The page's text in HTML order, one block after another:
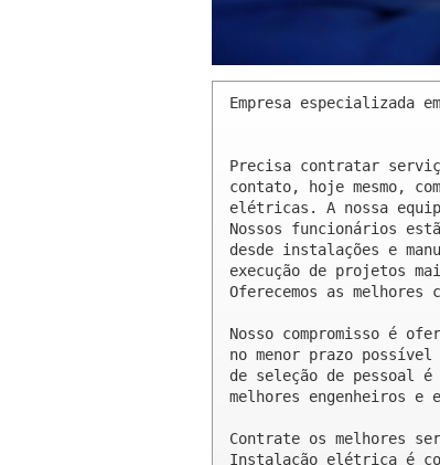
Empresa especializada
Precisa contratar
contato, hoje mesmo,
elétricas. A nossa
Nossos funcionários
desde instalações e
execução de projetos
Oferecemos as
Nosso compromisso é
no menor prazo
de seleção de pessoal
melhores engenheiros
Contrate os melhores
Instalação elétrica é